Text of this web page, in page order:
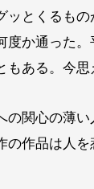
ッとくるも
度か通った
もある。今思
の関心の薄
の作品は人を